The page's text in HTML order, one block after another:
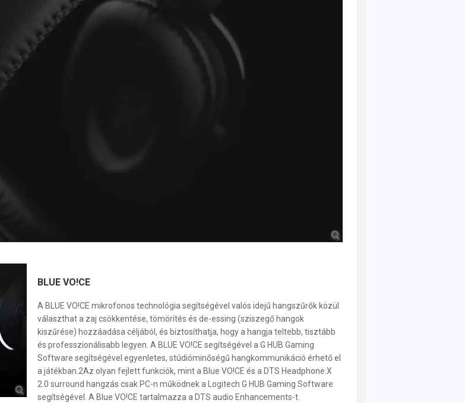
BLUE VO!CE
A BLUE VO!CE mikrofonos technológia segítségével valós idejű hangszűrők közül
választhat a zaj csökkentése, tömörítés és de-essing (sziszegő hangok
kiszűrése) hozzáadása céljából, és biztosíthatja, hogy a hangja teltebb, tisztább
és professzionálisabb legyen. A BLUE VO!CE segítségével a G HUB Gaming
Software segítségével egyenletes, stúdióminőségű hangkommunikáció érhető el
a játékban.2Az olyan fejlett funkciók, mint a Blue VO!CE és a DTS Headphone:X
2.0 surround hangzás csak PC-n működnek a Logitech G HUB Gaming Software
segítségével. A Blue VO!CE tartalmazza a DTS audio Enhancements-t.